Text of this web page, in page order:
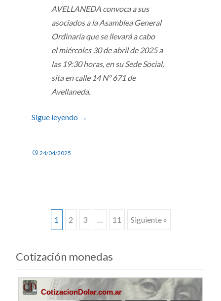
AVELLANEDA convoca a sus
asociados a la Asamblea General
Ordinaria que se llevará a cabo
elmiércoles 30 de abril de 2025 a
las 19:30 horas, en su Sede Social,
sita en calle 14 Nº 671 de
Avellaneda.
Sigue leyendo →
24/04/2025
a
las
1 2 3 … 11 Siguiente »
Cotización monedas